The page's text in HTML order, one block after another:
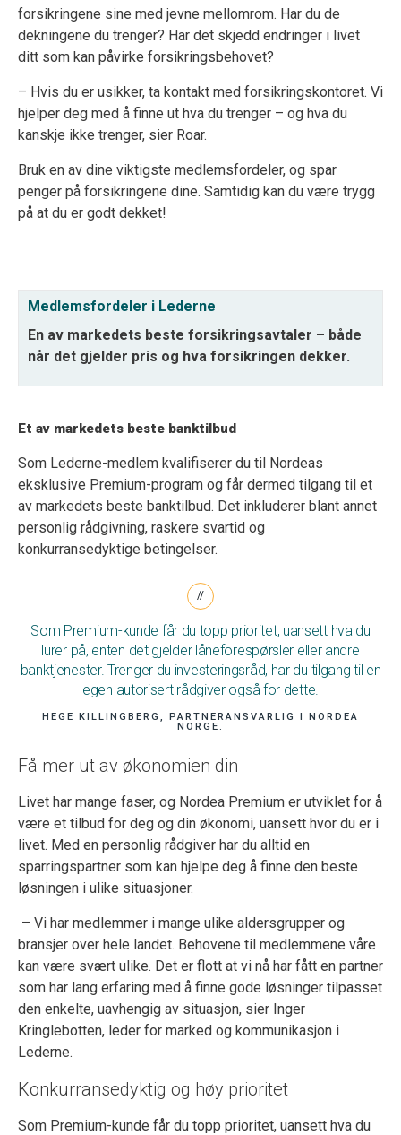
forsikringene sine med jevne mellomrom. Har du de
dekningene du trenger? Har det skjedd endringer i livet
ditt som kan påvirke forsikringsbehovet?
– Hvis du er usikker, ta kontakt med forsikringskontoret. Vi
hjelper deg med å finne ut hva du trenger – og hva du
kanskje ikke trenger, sier Roar.
Bruk en av dine viktigste medlemsfordeler, og spar
penger på forsikringene dine. Samtidig kan du være trygg
på at du er godt dekket!
Medlemsfordeler i Lederne
En av markedets beste forsikringsavtaler – både
når det gjelder pris og hva forsikringen dekker.
Et av markedets beste banktilbud
Som Lederne-medlem kvalifiserer du til Nordeas
eksklusive Premium-program og får dermed tilgang til et
av markedets beste banktilbud. Det inkluderer blant annet
personlig rådgivning, raskere svartid og
konkurransedyktige betingelser.
Som Premium-kunde får du topp prioritet, uansett hva du
lurer på, enten det gjelder låneforespørsler eller andre
banktjenester. Trenger du investeringsråd, har du tilgang til en
egen autorisert rådgiver også for dette.
HEGE KILLINGBERG, PARTNERANSVARLIG I NORDEA
NORGE.
Få mer ut av økonomien din
Livet har mange faser, og Nordea Premium er utviklet for å
være et tilbud for deg og din økonomi, uansett hvor du er i
livet. Med en personlig rådgiver har du alltid en
sparringspartner som kan hjelpe deg å finne den beste
løsningen i ulike situasjoner.
– Vi har medlemmer i mange ulike aldersgrupper og
bransjer over hele landet. Behovene til medlemmene våre
kan være svært ulike. Det er flott at vi nå har fått en partner
som har lang erfaring med å finne gode løsninger tilpasset
den enkelte, uavhengig av situasjon, sier Inger
Kringlebotten, leder for marked og kommunikasjon i
Lederne.
Konkurransedyktig og høy prioritet
Som Premium-kunde får du topp prioritet, uansett hva du